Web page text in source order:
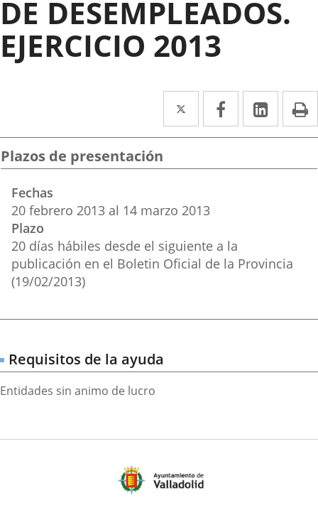
DE DESEMPLEADOS.
EJERCICIO 2013
Twitter
Enlace
a
aplicación
Facebook
Enlace
a
aplicación
Enlace
a
Plazos de presentación
Fechas
20 febrero 2013 al 14 marzo 2013
Plazo
20 días hábiles desde el siguiente a la
publicación en el Boletin Oficial de la Provincia
(19/02/2013)
Requisitos de la ayuda
Entidades sin animo de lucro